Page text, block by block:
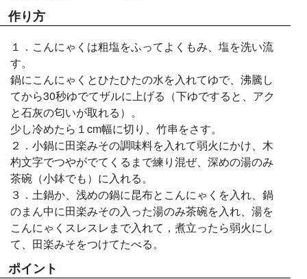
作り方
１．こんにゃくは粗塩をふってよくもみ、塩を洗い流
す。
鍋にこんにゃくとひたひたの水を入れてゆで、沸騰し
てから30秒ゆでてザルに上げる（下ゆですると、アク
と石灰の匂いが取れる）。
少し冷めたら１cm幅に切り、竹串をさす。
２．小鍋に田楽みその調味料を入れて弱火にかけ、木
杓文字でつやがでてくるまで練り混ぜ、深めの湯のみ
茶碗（小鉢でも）に入れる。
３．土鍋か、浅めの鍋に昆布とこんにゃくを入れ、鍋
のまん中に田楽みその入った湯のみ茶碗を入れ、湯を
こんにゃくスレスレまで入れて，煮立ったら弱火にし
て、田楽みそをつけてたべる。
ポイント